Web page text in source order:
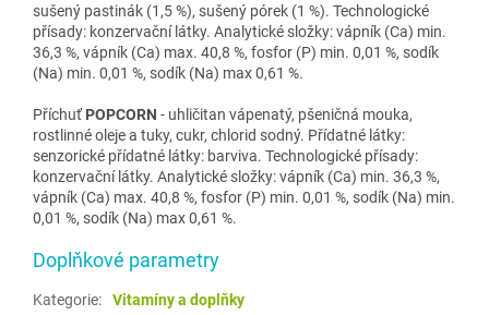
sušený pastinák (1,5 %), sušený pórek (1 %). Technologické
přísady: konzervační látky. Analytické složky: vápník (Ca) min.
36,3 %, vápník (Ca) max. 40,8 %, fosfor (P) min. 0,01 %, sodík
(Na) min. 0,01 %, sodík (Na) max 0,61 %.
Příchuť POPCORN - uhličitan vápenatý, pšeničná mouka,
rostlinné oleje a tuky, cukr, chlorid sodný. Přídatné látky:
senzorické přídatné látky: barviva. Technologické přísady:
konzervační látky. Analytické složky: vápník (Ca) min. 36,3 %,
vápník (Ca) max. 40,8 %, fosfor (P) min. 0,01 %, sodík (Na) min.
0,01 %, sodík (Na) max 0,61 %.
Doplňkové parametry
Kategorie:
Vitamíny a doplňky